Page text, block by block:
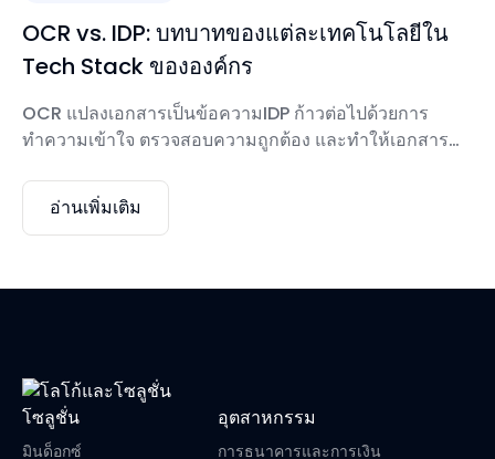
OCR vs. IDP: บทบาทของแต่ละเทคโนโลยีใน
Tech Stack ขององค์กร
OCR แปลงเอกสารเป็นข้อความIDP ก้าวต่อไปด้วยการ
ทำความเข้าใจ ตรวจสอบความถูกต้อง และทำให้เอกสาร
แปลงเอกสารนี้เป็นดิจิทัลได้หรือไม่?”ในขณะที่ IDP ตอบว่า
“เราสามารถไว้วางใจ ตรวจสอบความถูกต้อง และทำให้
อ่านเพิ่มเติม
โซลูชั่น
มินด็อกซ์
อุตสาหกรรม
การธนาคารและการเงิน